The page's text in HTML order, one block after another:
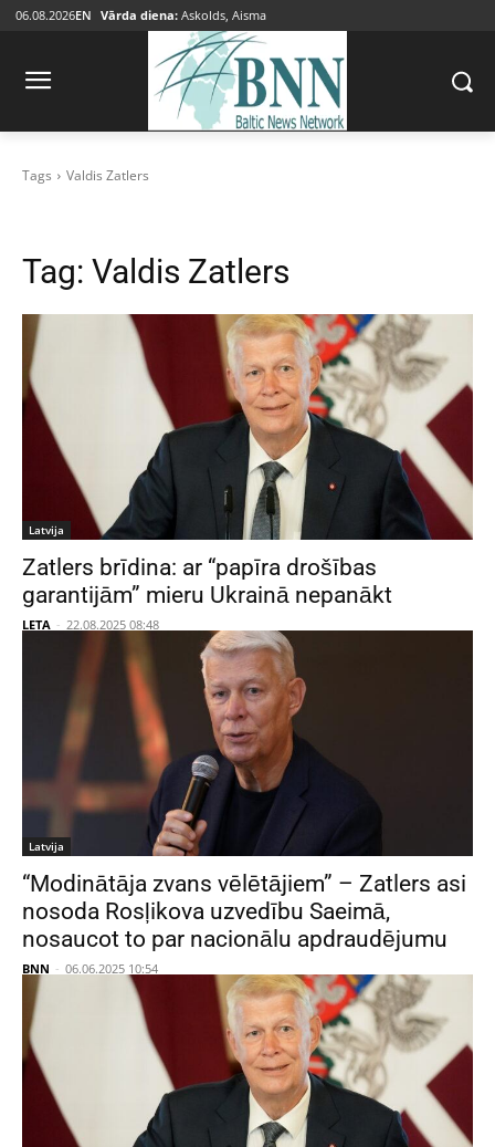
06.08.2026EN Vārda diena: Askolds, Aisma
Tags Valdis Zatlers
Tag: Valdis Zatlers
Latvija
Zatlers brīdina: ar “papīra drošības
garantijām” mieru Ukrainā nepanākt
LETA - 22.08.2025 08:48
Latvija
“Modinātāja zvans vēlētājiem” – Zatlers asi
nosoda Rosļikova uzvedību Saeimā,
nosaucot to par nacionālu apdraudējumu
BNN - 06.06.2025 10:54